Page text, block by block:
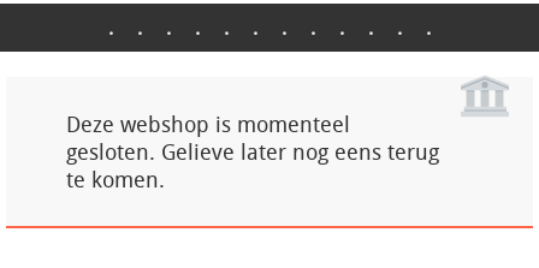
. . . . . . . . . . . .
Deze webshop is momenteel
gesloten. Gelieve later nog eens terug
te komen.